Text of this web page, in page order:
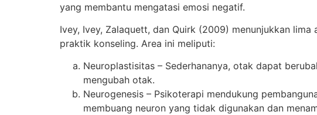
yang membantu mengatasi emosi negatif.
Ivey, Ivey, Zalaquett, dan Quirk (2009) menunjukkan
praktik konseling. Area ini meliputi:
Neuroplastisitas – Sederhananya, otak dapat
mengubah otak.
Neurogenesis – Psikoterapi mendukung
membuang neuron yang tidak digunakan dan